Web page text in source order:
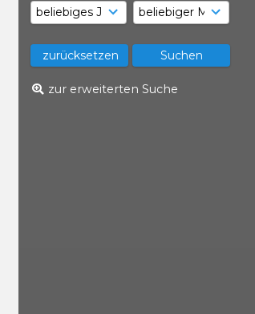
zur erweiterten Suche